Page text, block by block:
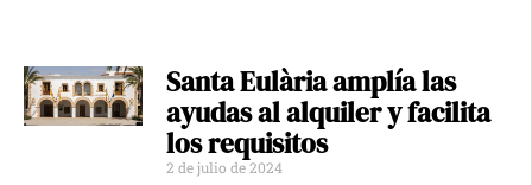
Santa Eulària amplía las
ayudas al alquiler y facilita
los requisitos
2 de julio de 2024